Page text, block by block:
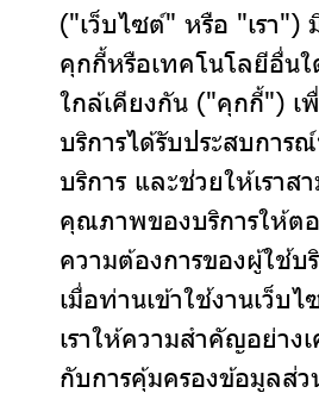
("เว็บไซต์" หรือ "เรา")
คุกกี้หรือเทคโนโลยีอื่น
ใกล้เคียงกัน ("คุกกี้") เ
บริการได้รับประสบการ
บริการ และช่วยให้เราส
คุณภาพของบริการให้ต
ความต้องการของผู้ใช้บ
เมื่อท่านเข้าใช้งานเว็บไ
เราให้ความสำคัญอย่างเ
กับการคุ้มครองข้อมูลส่